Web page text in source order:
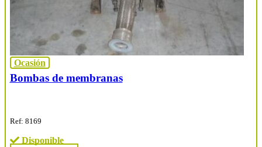
Ocasión
Bombas de membranas
Ref: 8169
Disponible